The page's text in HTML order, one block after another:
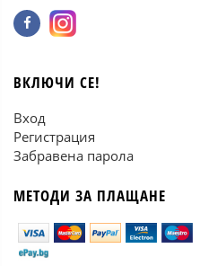
ВКЛЮЧИ СЕ!
Вход
Регистрация
Забравена парола
МЕТОДИ ЗА ПЛАЩАНЕ